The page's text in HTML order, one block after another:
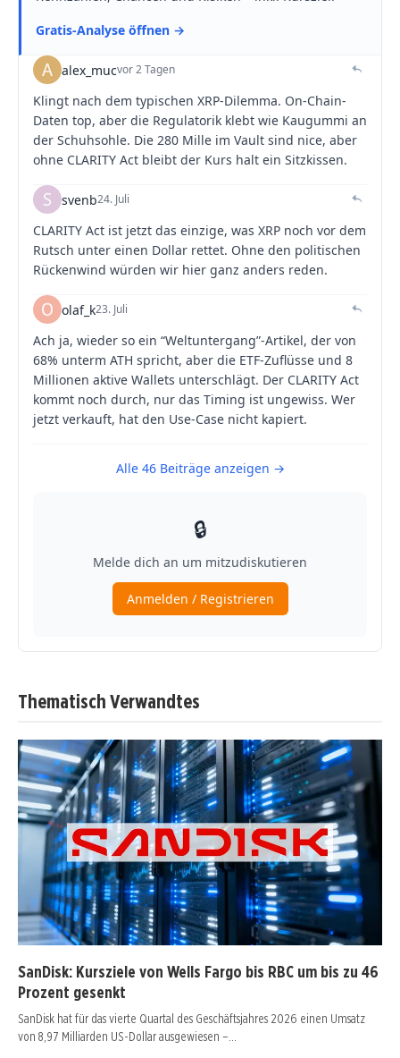
Thematisch Verwandtes
SanDisk: Kursziele von Wells Fargo bis RBC um bis zu 46
Prozent gesenkt
SanDisk hat für das vierte Quartal des Geschäftsjahres 2026 einen Umsatz
von 8,97 Milliarden US-Dollar ausgewiesen –…